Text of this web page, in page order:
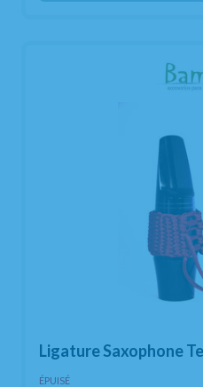
Ligature Saxophone
ÉPUISÉ